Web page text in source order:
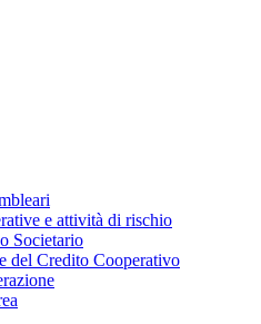
e attività di rischio
Societario
del Credito Cooperativo